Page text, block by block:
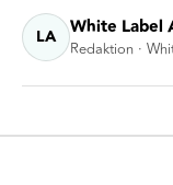
LA White Label
Redaktion ·